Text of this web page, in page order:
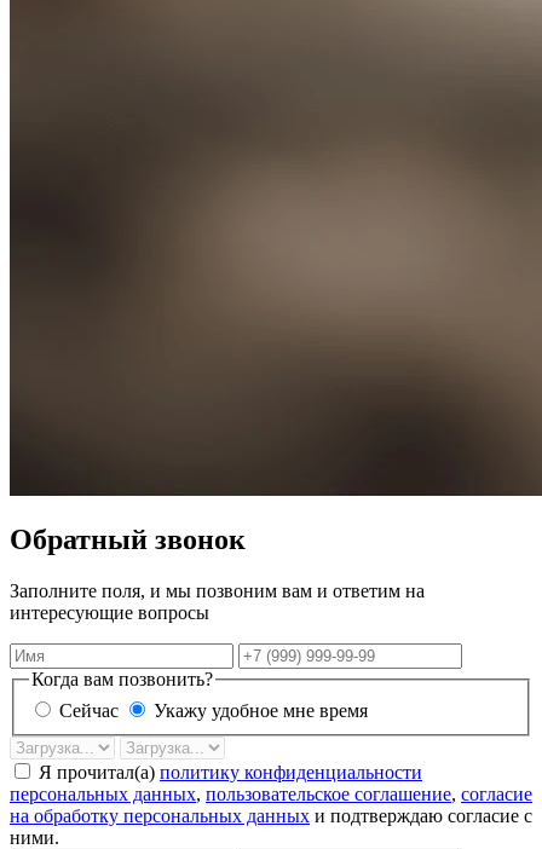
Обратный звонок
Заполните поля, и мы позвоним вам и ответим на
интересующие вопросы
Имя
Телефон
Когда вам позвонить?
Сейчас
Укажу удобное мне время
Дата
звонка
Время
Я прочитал(а) политику конфиденциальности
персональных данных, пользовательское соглашение, согласие
на обработку персональных данных и подтверждаю согласие с
ними.